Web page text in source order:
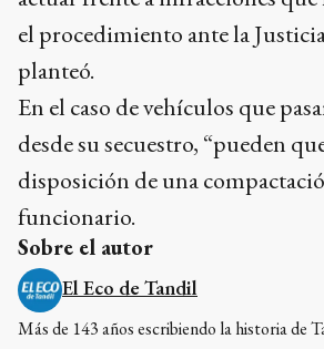
el procedimiento ante la
planteó.
En el caso de vehículos que
desde su secuestro, “pueden
disposición de una
funcionario.
Sobre el autor
El Eco de Tandil
Más de 143 años escribiendo la historia de